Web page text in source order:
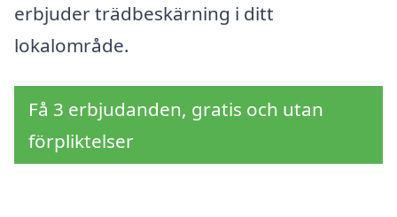
erbjuder trädbeskärning i ditt
lokalområde.
Få 3 erbjudanden, gratis och utan
förpliktelser